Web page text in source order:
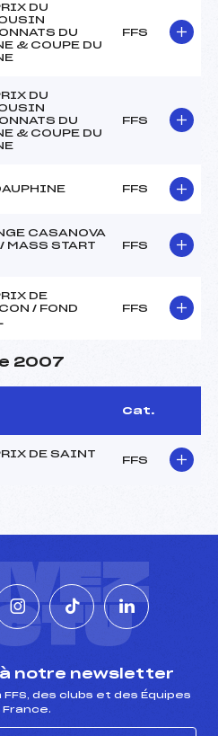
DU
DU
& COUPE DU
FFS
DU
DU
& COUPE DU
FFS
FFS
CASANOVA
MASS START
FFS
DE
/ FOND
FFS
2007
Cat.
DE SAINT
FFS
notre newsletter
des clubs et des Équipes
France.